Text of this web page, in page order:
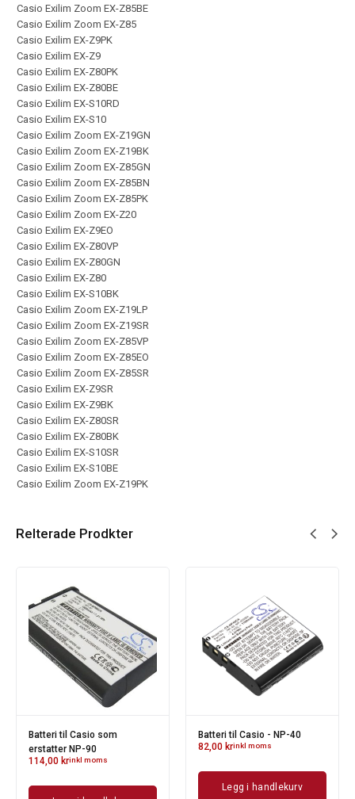
Casio Exilim Zoom EX-Z85BE
Casio Exilim Zoom EX-Z85
Casio Exilim EX-Z9PK
Casio Exilim EX-Z9
Casio Exilim EX-Z80PK
Casio Exilim EX-Z80BE
Casio Exilim EX-S10RD
Casio Exilim EX-S10
Casio Exilim Zoom EX-Z19GN
Casio Exilim Zoom EX-Z19BK
Casio Exilim Zoom EX-Z85GN
Casio Exilim Zoom EX-Z85BN
Casio Exilim Zoom EX-Z85PK
Casio Exilim Zoom EX-Z20
Casio Exilim EX-Z9EO
Casio Exilim EX-Z80VP
Casio Exilim EX-Z80GN
Casio Exilim EX-Z80
Casio Exilim EX-S10BK
Casio Exilim Zoom EX-Z19LP
Casio Exilim Zoom EX-Z19SR
Casio Exilim Zoom EX-Z85VP
Casio Exilim Zoom EX-Z85EO
Casio Exilim Zoom EX-Z85SR
Casio Exilim EX-Z9SR
Casio Exilim EX-Z9BK
Casio Exilim EX-Z80SR
Casio Exilim EX-Z80BK
Casio Exilim EX-S10SR
Casio Exilim EX-S10BE
Casio Exilim Zoom EX-Z19PK
Relterade Prodkter
Batteri til Casio som
erstatter NP-90
114,00 krinkl moms
Batteri til Casio - NP-40
82,00 krinkl moms
Legg i handlekurv